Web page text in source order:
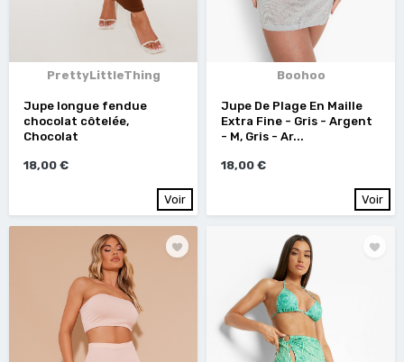
PrettyLittleThing
Jupe longue fendue
chocolat côtelée,
Chocolat
18,00 €
Voir
Boohoo
Jupe De Plage En Maille
Extra Fine - Gris - Argent
- M, Gris - Ar...
18,00 €
Voir